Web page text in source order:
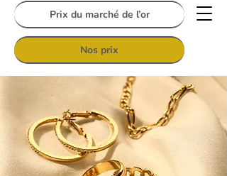
Prix du marché de l’or
Nos prix